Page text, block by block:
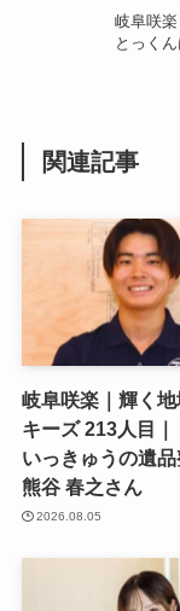
岐阜咲
とっく
関連記事
岐阜咲楽｜輝く
キーズ 213人目｜
いっきゅうの遺品
熊谷 春之さん
2026.08.05